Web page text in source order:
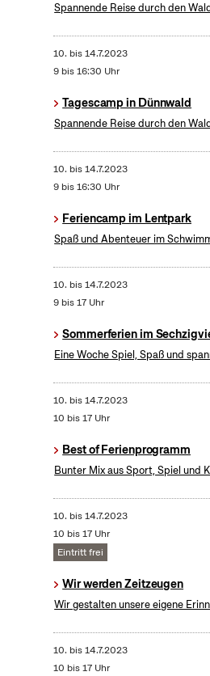
Spannende Reise durch den
10. bis14.7.2023
9 bis 16:30 Uhr
Tagescamp in Dünnwald
Spannende Reise durch den
10. bis14.7.2023
9 bis 16:30 Uhr
Feriencamp im Lentpark
Spaß und Abenteuer im
10. bis14.7.2023
9 bis 17 Uhr
Sommerferien im
Eine Woche Spiel, Spaß und
10. bis14.7.2023
10 bis 17 Uhr
Best of Ferienprogramm
Bunter Mix aus Sport, Spiel und
10. bis14.7.2023
10 bis 17 Uhr
Eintritt frei
Wir werden Zeitzeugen
Wir gestalten unsere eigene
10. bis14.7.2023
10 bis 17 Uhr